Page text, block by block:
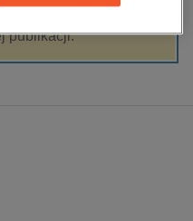
informatyka
publikacji.